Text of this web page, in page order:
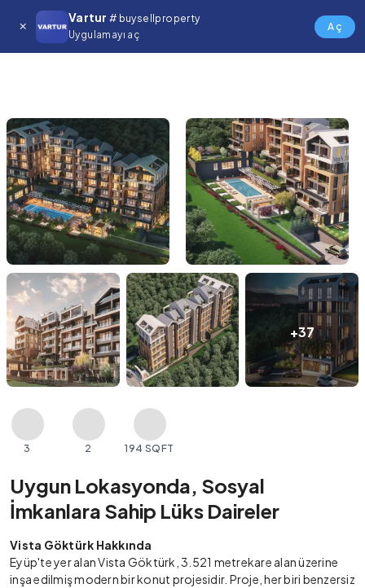
Vartur # buysellproperty
Uygulamayı aç
Aç
+37
3 2 194 SQFT
Uygun Lokasyonda, Sosyal
İmkanlara Sahip Lüks Daireler
Vista Göktürk Hakkında
Eyüp'te yer alan Vista Göktürk, 3.521 metrekare alan üzerine
inşa edilmiş modern bir konut projesidir. Proje, her biri benzersiz